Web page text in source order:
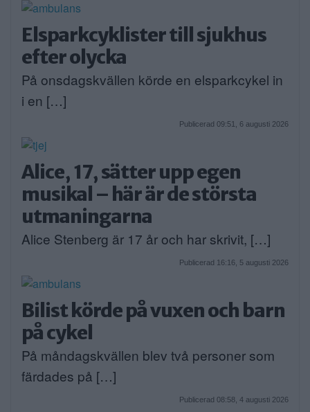
Elsparkcyklister till sjukhus
efter olycka
På onsdagskvällen körde en elsparkcykel in
i en […]
Publicerad 09:51, 6 augusti 2026
Alice, 17, sätter upp egen
musikal – här är de största
utmaningarna
Alice Stenberg är 17 år och har skrivit, […]
Publicerad 16:16, 5 augusti 2026
Bilist körde på vuxen och barn
på cykel
På måndagskvällen blev två personer som
färdades på […]
Publicerad 08:58, 4 augusti 2026